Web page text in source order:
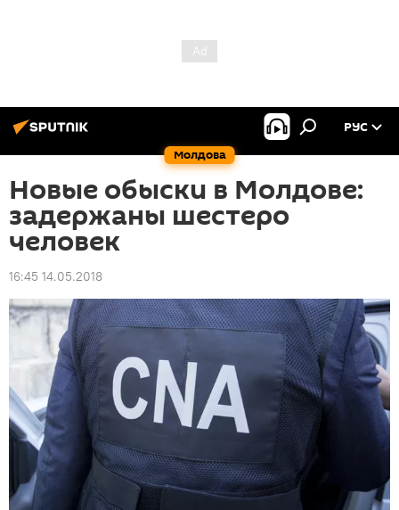
Молдова
РУС
Новые обыски в Молдове:
задержаны шестеро
человек
16:45 14.05.2018